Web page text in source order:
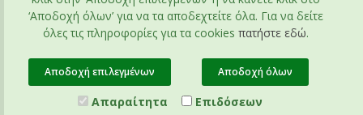
‘Αποδοχή όλων’ για να τα αποδεχτείτε όλα. Για να δείτε
όλες τις πληροφορίες για τα cookies πατήστε εδώ.
Αποδοχή επιλεγμένων Αποδοχή όλων
Απαραίτητα Επιδόσεων